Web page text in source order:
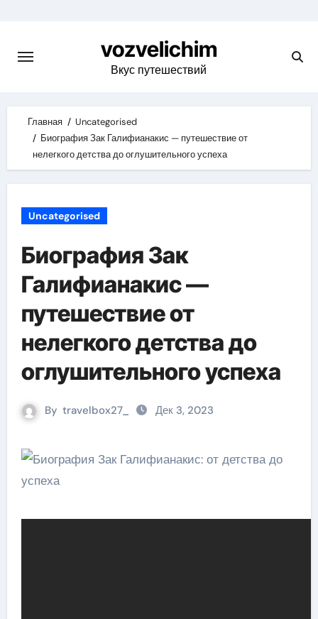
content
vozvelichim
Вкус путешествий
Главная
Uncategorised
Биография Зак Галифианакис — путешествие от
нелегкого детства до оглушительного успеха
Uncategorised
Биография Зак
Галифианакис —
путешествие от
нелегкого детства до
оглушительного успеха
By travelbox27_ Дек 3, 2023